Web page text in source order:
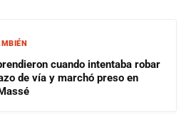
cuando intentaba robar
de vía y marchó preso en